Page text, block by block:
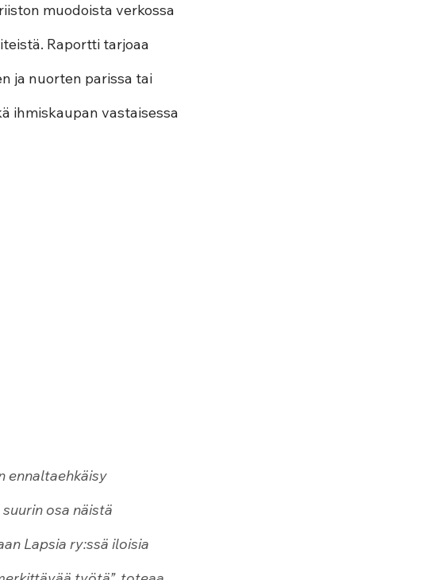
muodoista verkossa
Raportti tarjoaa
ja nuorten parissa tai
ihmiskaupan vastaisessa
ennaltaehkäisy
osa näistä
Lapsia ry:ssä iloisia